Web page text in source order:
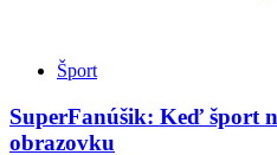
Šport
SuperFanúšik: Keď šport
obrazovku